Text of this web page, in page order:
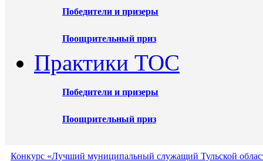
Победители и призеры
Поощрительный приз
Практики ТОС
Победители и призеры
Поощрительный приз
Конкурс «Лучший муниципальный служащий Тульской